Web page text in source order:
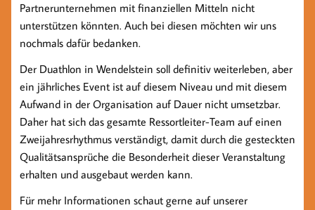
Partnerunternehmen mit finanziellen Mitteln nicht
unterstützen könnten. Auch bei diesen möchten wir uns
nochmals dafür bedanken.
Der Duathlon in Wendelstein soll definitiv weiterleben, aber
ein jährliches Event ist auf diesem Niveau und mit diesem
Aufwand in der Organisation auf Dauer nicht umsetzbar.
Daher hat sich das gesamte Ressortleiter-Team auf einen
Zweijahresrhythmus verständigt, damit durch die gesteckten
Qualitätsansprüche die Besonderheit dieser Veranstaltung
erhalten und ausgebaut werden kann.
Für mehr Informationen schaut gerne auf unserer